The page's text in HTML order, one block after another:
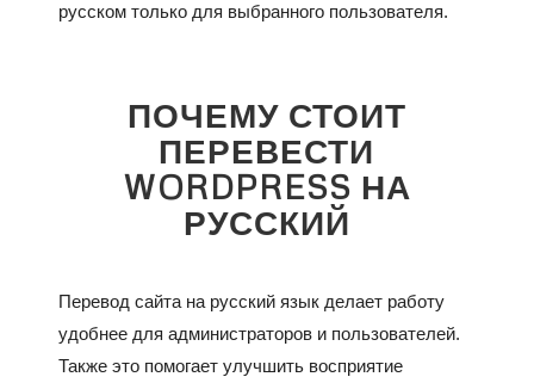
русском только для выбранного пользователя.
ПОЧЕМУ СТОИТ
ПЕРЕВЕСТИ
WORDPRESS НА
РУССКИЙ
Перевод сайта на русский язык делает работу
удобнее для администраторов и пользователей.
Также это помогает улучшить восприятие